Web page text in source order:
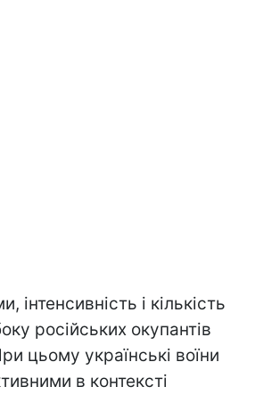
інтенсивність і кількість
російських окупантів
цьому українські воїни
в контексті